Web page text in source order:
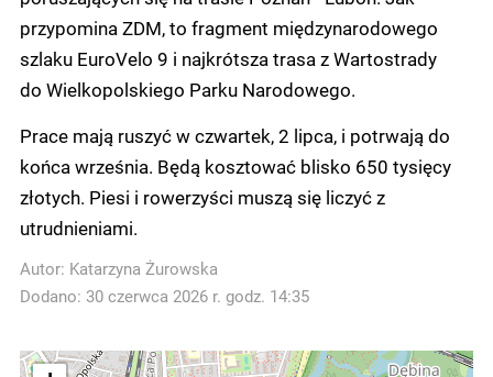
przypomina ZDM, to fragment międzynarodowego
szlaku EuroVelo 9 i najkrótsza trasa z Wartostrady
do Wielkopolskiego Parku Narodowego.
Prace mają ruszyć w czwartek, 2 lipca, i potrwają do
końca września. Będą kosztować blisko 650 tysięcy
złotych. Piesi i rowerzyści muszą się liczyć z
utrudnieniami.
Autor: Katarzyna Żurowska
Dodano: 30 czerwca 2026 r. godz. 14:35